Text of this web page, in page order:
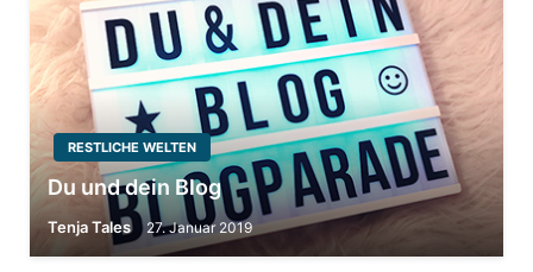
RESTLICHE WELTEN
Du und dein Blog
Tenja Tales 27. Januar 2019